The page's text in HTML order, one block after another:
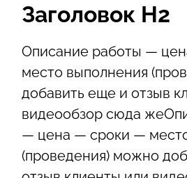
Заголовок Н2
Описание работы —
место выполнения
добавить еще и отзыв
видеообзор сюда
— цена — сроки —
(проведения) можно